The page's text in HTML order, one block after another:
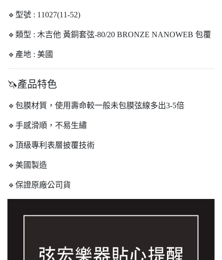
🔹型號 : 11027(11-52)
🔹類型 : 木吉他 黃銅套弦-80/20 BRONZE NANOWEB 包覆
🔹產地 : 美國
🦄產品特色
🔹包膜材質，使用壽命較一般未包膜弦線多出3-5倍
🔹手感滑順，不易生繡
🔹頂級專利表層披覆技術
🔹美國製造
🔹保證原廠公司貨